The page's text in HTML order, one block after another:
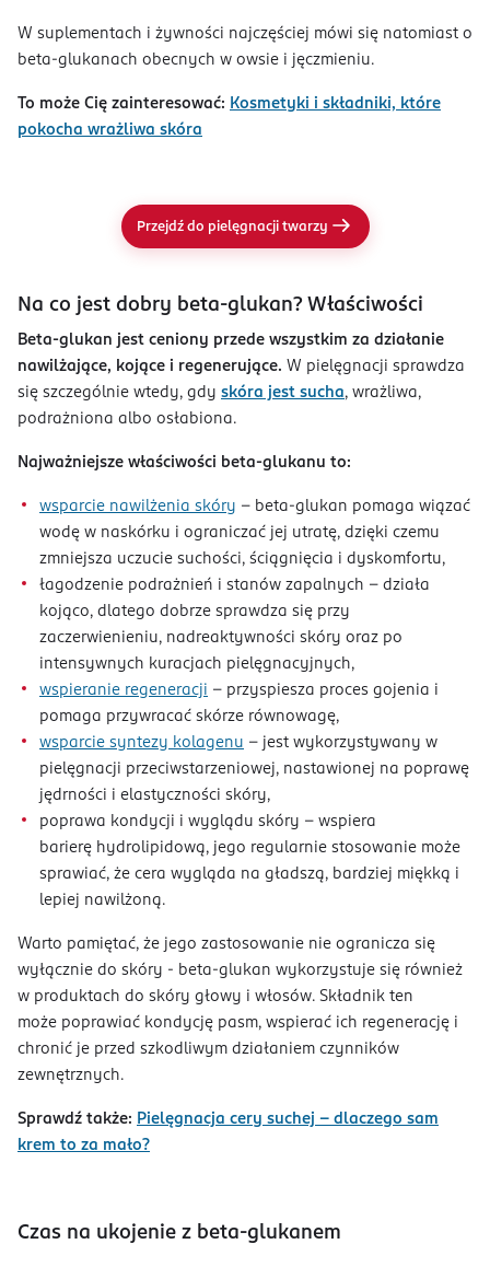
W suplementach i żywności najczęściej mówi się natomiast o
beta-glukanach obecnych w owsie i jęczmieniu.
To może Cię zainteresować: Kosmetyki i składniki, które
pokocha wrażliwa skóra
Przejdź do pielęgnacji twarzy
Na co jest dobry beta-glukan? Właściwości
Beta-glukan jest ceniony przede wszystkim za działanie
nawilżające, kojące i regenerujące. W pielęgnacji sprawdza
się szczególnie wtedy, gdy skóra jest sucha, wrażliwa,
podrażniona albo osłabiona.
Najważniejsze właściwości beta-glukanu to:
wsparcie nawilżenia skóry – beta-glukan pomaga wiązać
wodę w naskórku i ograniczać jej utratę, dzięki czemu
zmniejsza uczucie suchości, ściągnięcia i dyskomfortu,
łagodzenie podrażnień i stanów zapalnych – działa
kojąco, dlatego dobrze sprawdza się przy
zaczerwienieniu, nadreaktywności skóry oraz po
intensywnych kuracjach pielęgnacyjnych,
wspieranie regeneracji – przyspiesza proces gojenia i
pomaga przywracać skórze równowagę,
wsparcie syntezy kolagenu – jest wykorzystywany w
pielęgnacji przeciwstarzeniowej, nastawionej na poprawę
jędrności i elastyczności skóry,
poprawa kondycji i wyglądu skóry – wspiera
barierę hydrolipidową, jego regularnie stosowanie może
sprawiać, że cera wygląda na gładszą, bardziej miękką i
lepiej nawilżoną.
Warto pamiętać, że jego zastosowanie nie ogranicza się
wyłącznie do skóry - beta-glukan wykorzystuje się również
w produktach do skóry głowy i włosów. Składnik ten
może poprawiać kondycję pasm, wspierać ich regenerację i
chronić je przed szkodliwym działaniem czynników
zewnętrznych.
Sprawdź także: Pielęgnacja cery suchej – dlaczego sam
krem to za mało?
Czas na ukojenie z beta-glukanem